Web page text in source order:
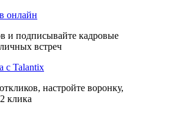
онлайн
и подписывайте кадровые
встреч
с Talantix
настройте воронку,
клика